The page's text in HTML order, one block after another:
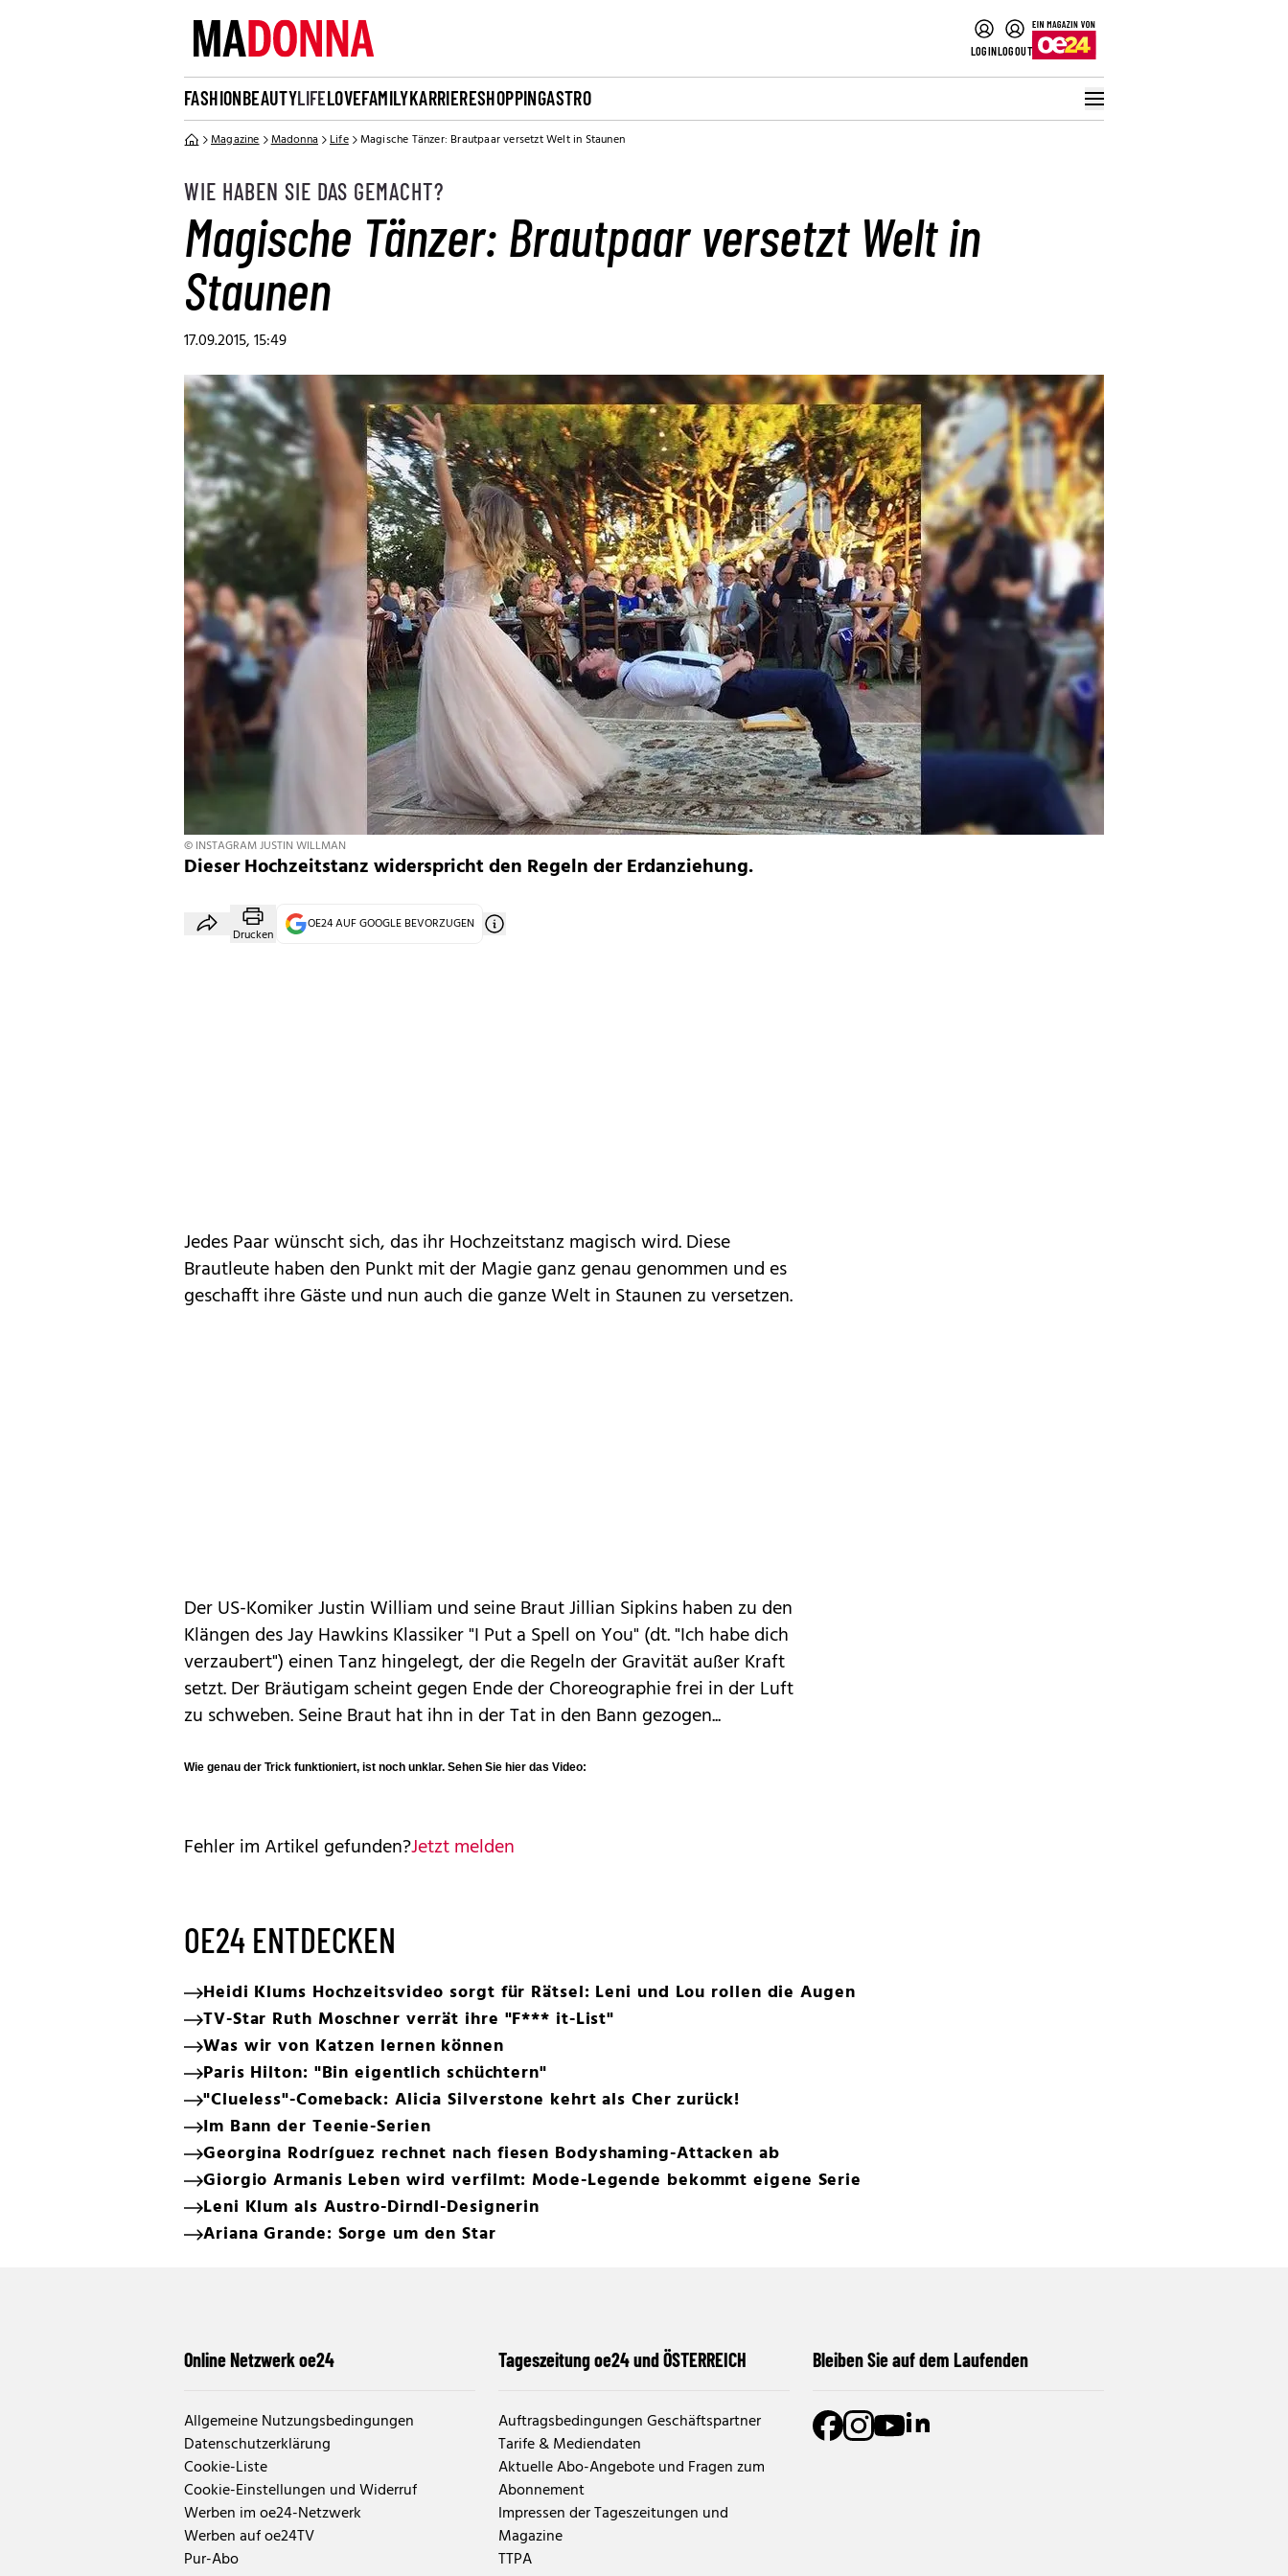
LOGINLOGOUT
FASHIONBEAUTYLIFELOVEFAMILYKARRIERESHOPPINGASTRO
Magazine Madonna Life Magische Tänzer: Brautpaar versetzt Welt in Staunen
WIE HABEN SIE DAS GEMACHT?
Magische Tänzer: Brautpaar versetzt Welt in
Staunen
17.09.2015, 15:49
© INSTAGRAM JUSTIN WILLMAN
Dieser Hochzeitstanz widerspricht den Regeln der Erdanziehung.
Drucken
OE24 AUF GOOGLE BEVORZUGEN
Jedes Paar wünscht sich, das ihr Hochzeitstanz magisch wird. Diese
Brautleute haben den Punkt mit der Magie ganz genau genommen und es
geschafft ihre Gäste und nun auch die ganze Welt in Staunen zu versetzen.
Der US-Komiker Justin William und seine Braut Jillian Sipkins haben zu den
Klängen des Jay Hawkins Klassiker "I Put a Spell on You" (dt. "Ich habe dich
verzaubert") einen Tanz hingelegt, der die Regeln der Gravität außer Kraft
setzt. Der Bräutigam scheint gegen Ende der Choreographie frei in der Luft
zu schweben. Seine Braut hat ihn in der Tat in den Bann gezogen...
Wie genau der Trick funktioniert, ist noch unklar. Sehen Sie hier das Video:
Fehler im Artikel gefunden?Jetzt melden
OE24 ENTDECKEN
Heidi Klums Hochzeitsvideo sorgt für Rätsel: Leni und Lou rollen die Augen
TV-Star Ruth Moschner verrät ihre "F*** it-List"
Was wir von Katzen lernen können
Paris Hilton: "Bin eigentlich schüchtern"
"Clueless"-Comeback: Alicia Silverstone kehrt als Cher zurück!
Im Bann der Teenie-Serien
Georgina Rodríguez rechnet nach fiesen Bodyshaming-Attacken ab
Giorgio Armanis Leben wird verfilmt: Mode-Legende bekommt eigene Serie
Leni Klum als Austro-Dirndl-Designerin
Ariana Grande: Sorge um den Star
Online Netzwerk oe24
Allgemeine Nutzungsbedingungen
Datenschutzerklärung
Cookie-Liste
Cookie-Einstellungen und Widerruf
Werben im oe24-Netzwerk
Werben auf oe24TV
Pur-Abo
Tageszeitung oe24 und ÖSTERREICH
Auftragsbedingungen Geschäftspartner
Tarife & Mediendaten
Aktuelle Abo-Angebote und Fragen zum
Abonnement
Impressen der Tageszeitungen und
Magazine
TTPA
Bleiben Sie auf dem Laufenden